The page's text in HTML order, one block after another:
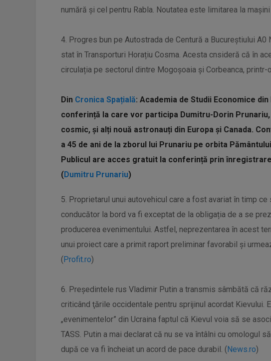
numără și cel pentru Rabla. Noutatea este limitarea la
4. Progres bun pe Autostrada de Centură a Bucureștiului
stat în Transporturi Horațiu Cosma. Acesta cnsideră că în
circulația pe sectorul dintre Mogoșoaia și Corbeanca,
Din Cronica Spațială: Academia de Studii Economice
conferință la care vor participa Dumitru-Dorin
cosmic, și alți nouă astronauți din Europa și Canada.
a 45 de ani de la zborul lui Prunariu pe orbita
Publicul are acces gratuit la conferință prin
(Dumitru Prunariu)
5. Proprietarul unui autovehicul care a fost avariat în timp
conducător la bord va fi exceptat de la obligația de a se
producerea evenimentului. Astfel, neprezentarea în acest
unui proiect care a primit raport preliminar favorabil și
(Profit.ro)
6. Președintele rus Vladimir Putin a transmis sâmbătă că
criticând ţările occidentale pentru sprijinul acordat Kievului.
„evenimentelor” din Ucraina faptul că Kievul voia să se
TASS. Putin a mai declarat că nu se va întâlni cu omologul
după ce va fi încheiat un acord de pace durabil. (News.ro)